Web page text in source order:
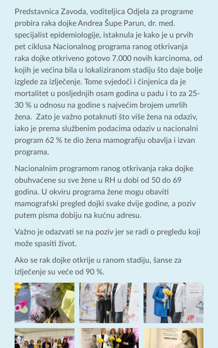
Predstavnica Zavoda, voditeljica Odjela za programe
probira raka dojke Andrea Šupe Parun, dr. med.
specijalist epidemiologije, istaknula je kako je u prvih
pet ciklusa Nacionalnog programa ranog otkrivanja
raka dojke otkriveno gotovo 7.000 novih karcinoma, od
kojih je većina bila u lokaliziranom stadiju što daje bolje
izglede za izlječenje. Tome svjedoči i činjenica da je
mortalitet u posljednjih osam godina u padu i to za 25-
30 % u odnosu na godine s najvećim brojem umrlih
žena. Zato je važno potaknuti što više žena na odaziv,
iako je prema službenim podacima odaziv u nacionalni
program 62 % te dio žena mamografiju obavlja i izvan
programa.
Nacionalnim programom ranog otkrivanja raka dojke
obuhvaćene su sve žene u RH u dobi od 50 do 69
godina. U okviru programa žene mogu obaviti
mamografski pregled dojki svake dvije godine, a poziv
putem pisma dobiju na kućnu adresu.
Važno je odazvati se na poziv jer se radi o pregledu koji
može spasiti život.
Ako se rak dojke otkrije u ranom stadiju, šanse za
izlječenje su veće od 90 %.